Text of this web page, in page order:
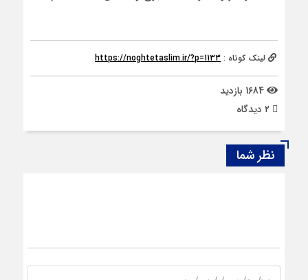
لینک کوتاه : https://noghtetaslim.ir/?p=1133
۲ دیدگاه
نظر شما